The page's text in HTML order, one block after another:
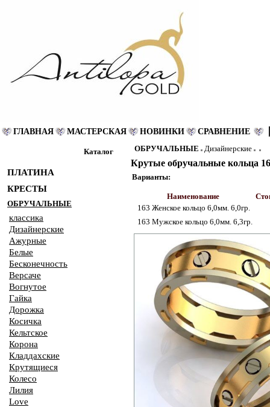
ГЛАВНАЯ МАСТЕРСКАЯ НОВИНКИ СРАВНЕНИЕ
Каталог
ПЛАТИНА
КРЕСТЫ
ОБРУЧАЛЬНЫЕ
классика
Дизайнерские
Ажурные
Белые
Бесконечность
Версаче
Вогнутое
Гайка
Дорожка
Косичка
Кельтское
Корона
Кладдахские
Крутящиеся
Колесо
Лилия
Love
ОБРУЧАЛЬНЫЕ Дизайнерские
Крутые обручальные кольца
Варианты:
Наименование
163 Женское кольцо 6,0мм. 6,0гр.
163 Мужское кольцо 6,0мм. 6,3гр.